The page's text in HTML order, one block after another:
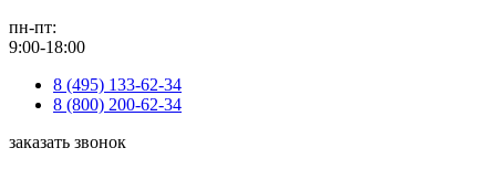
пн-пт:
9:00-18:00
8 (495) 133-62-34
8 (800) 200-62-34
заказать звонок